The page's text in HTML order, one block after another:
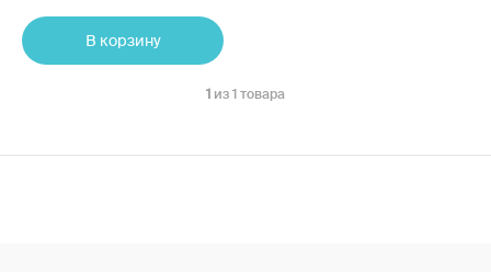
В корзину
1 из 1 товара